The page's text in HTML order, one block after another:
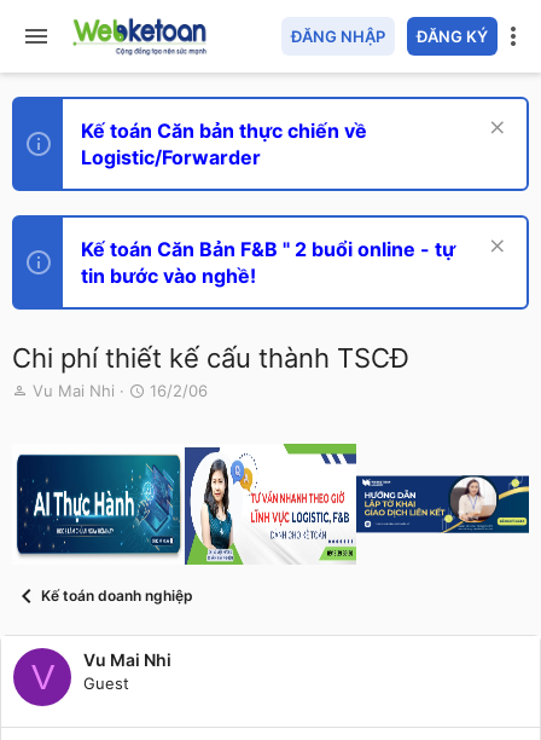
ĐĂNG NHẬP ĐĂNG KÝ
Kế toán Căn bản thực chiến về
Logistic/Forwarder
Kế toán Căn Bản F&B " 2 buổi online - tự
tin bước vào nghề!
Chi phí thiết kế cấu thành TSCĐ
T
e
a
d
s
a
r
Vu Mai Nhi
N
y
g
ử
i
16/2/06
Kế toán doanh nghiệp
V Vu Mai Nhi
Guest